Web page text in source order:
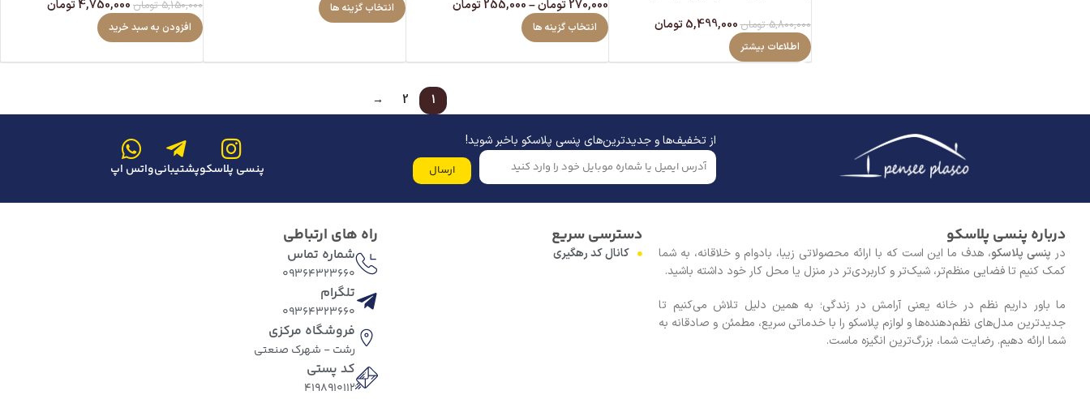
5,800,000 تومان5,499,000 تومان
اطلاعات بیشتر
270,000 تومان–
255,000 تومان
انتخاب گزینه ها
انتخاب گزینه ها 5,150,000 تومان 4,750,000تومان
افزودن به سبد خرید
1
2
→
از تخفیف‌ها و جدیدترین‌های پنسی پلاسکو باخبر شوید!
ارسال پنسی پلاسکوپشتیبانیواتس اپ
درباره پنسی پلاسکو
در پنسی پلاسکو، هدف ما این است که با ارائه محصولاتی زیبا، بادوام و خلاقانه، به شما
کمک کنیم تا فضایی منظم‌تر، شیک‌تر و کاربردی‌تر در منزل یا محل کار خود داشته باشید.
ما باور داریم نظم در خانه یعنی آرامش در زندگی؛ به همین دلیل تلاش می‌کنیم تا
جدیدترین مدل‌های نظم‌دهنده‌ها و لوازم پلاسکو را با خدماتی سریع، مطمئن و صادقانه به
شما ارائه دهیم. رضایت شما، بزرگ‌ترین انگیزه ماست.
دسترسی سریع
کانال کد رهگیری
راه های ارتباطی
شماره تماس
09364323660
تلگرام
09364323660
فروشگاه مرکزی
رشت - شهرک صنعتی
کد پستی
4198910112